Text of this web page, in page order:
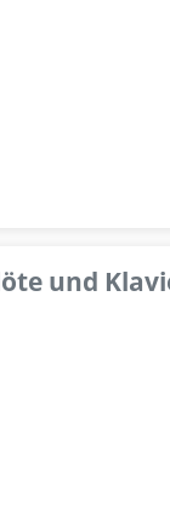
und